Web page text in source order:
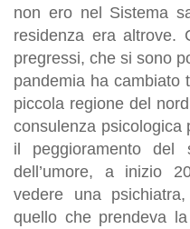
non ero nel Sistema
residenza era altrove.
pregressi, che si sono
pandemia ha cambiato
piccola regione del
consulenza psicologica
il peggioramento del
dell’umore, a inizio
vedere una
quello che prendeva